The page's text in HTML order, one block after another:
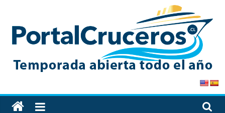
content
PortalCruceros
Toda